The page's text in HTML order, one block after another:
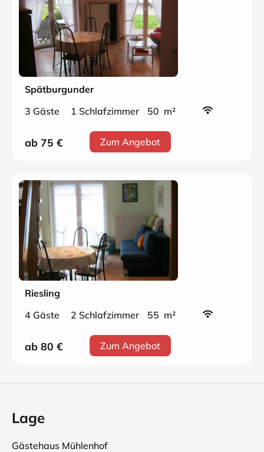
Spätburgunder
3 Gäste
1 Schlafzimmer 50 m²
ab 75 € Zum Angebot
Riesling
4 Gäste
2 Schlafzimmer 55 m²
ab 80 € Zum Angebot
Lage
Gästehaus Mühlenhof